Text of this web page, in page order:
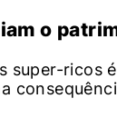
o
super-ricos